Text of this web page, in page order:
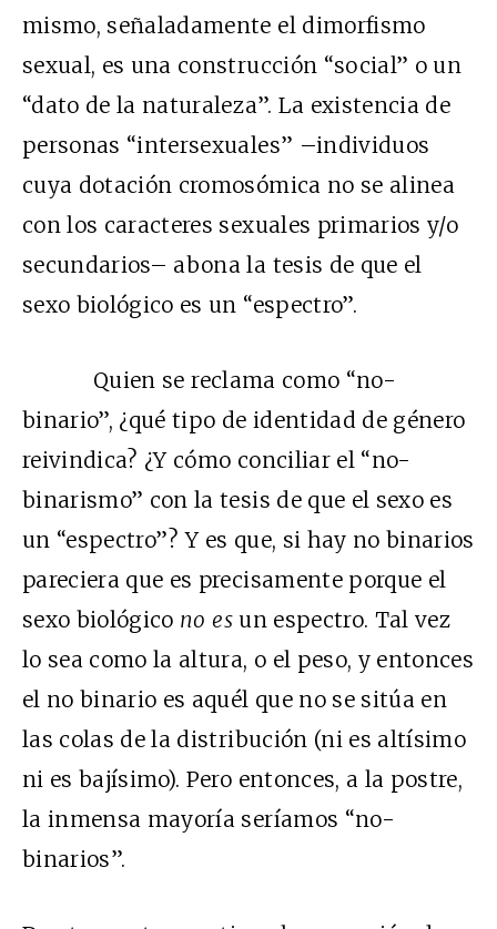
mismo, señaladamente el dimorfismo
sexual, es una construcción “social” o un
“dato de la naturaleza”. La existencia de
personas “intersexuales” –individuos
cuya dotación cromosómica no se alinea
con los caracteres sexuales primarios y/o
secundarios– abona la tesis de que el
sexo biológico es un “espectro”.
Quien se reclama como “no-
binario”, ¿qué tipo de identidad de género
reivindica? ¿Y cómo conciliar el “no-
binarismo” con la tesis de que el sexo es
un “espectro”? Y es que, si hay no binarios
pareciera que es precisamente porque el
sexo biológico no esun espectro. Tal vez
lo sea como la altura, o el peso, y entonces
el no binario es aquél que no se sitúa en
las colas de la distribución (ni es altísimo
ni es bajísimo). Pero entonces, a la postre,
la inmensa mayoría seríamos “no-
binarios”.